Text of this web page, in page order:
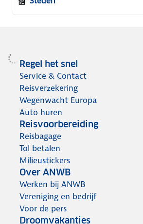
Regel het snel
Service & Contact
Reisverzekering
Wegenwacht Europa
Auto huren
Reisvoorbereiding
Reisbagage
Tol betalen
Milieustickers
Over ANWB
Werken bij ANWB
Vereniging en bedrijf
Voor de pers
Droomvakanties